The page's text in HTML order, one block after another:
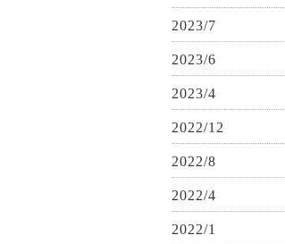
2023/7
2023/6
2023/4
2022/12
2022/8
2022/4
2022/1